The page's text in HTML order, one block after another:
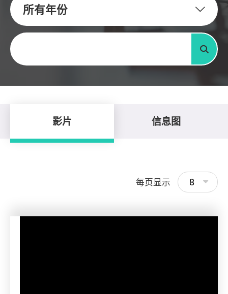
所有年份
关键字
搜寻
影片 信息图
每页显示 8